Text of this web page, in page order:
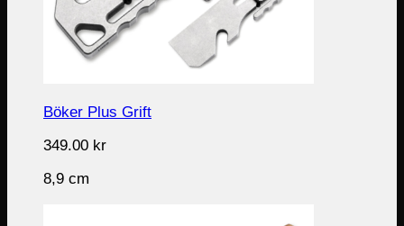
Böker Plus Grift
349.00 kr
8,9 cm